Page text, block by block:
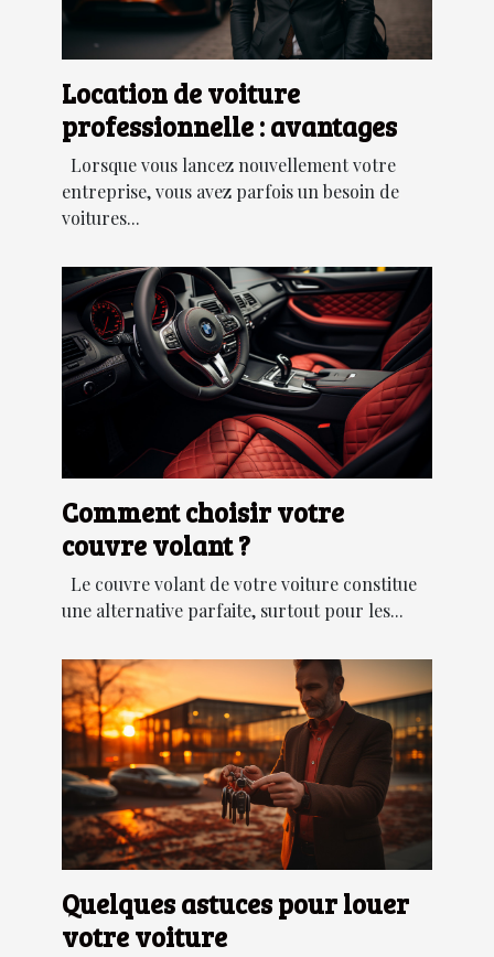
Location de voiture
professionnelle : avantages
Lorsque vous lancez nouvellement votre
entreprise, vous avez parfois un besoin de
voitures...
Comment choisir votre
couvre volant ?
Le couvre volant de votre voiture constitue
une alternative parfaite, surtout pour les...
Quelques astuces pour louer
votre voiture